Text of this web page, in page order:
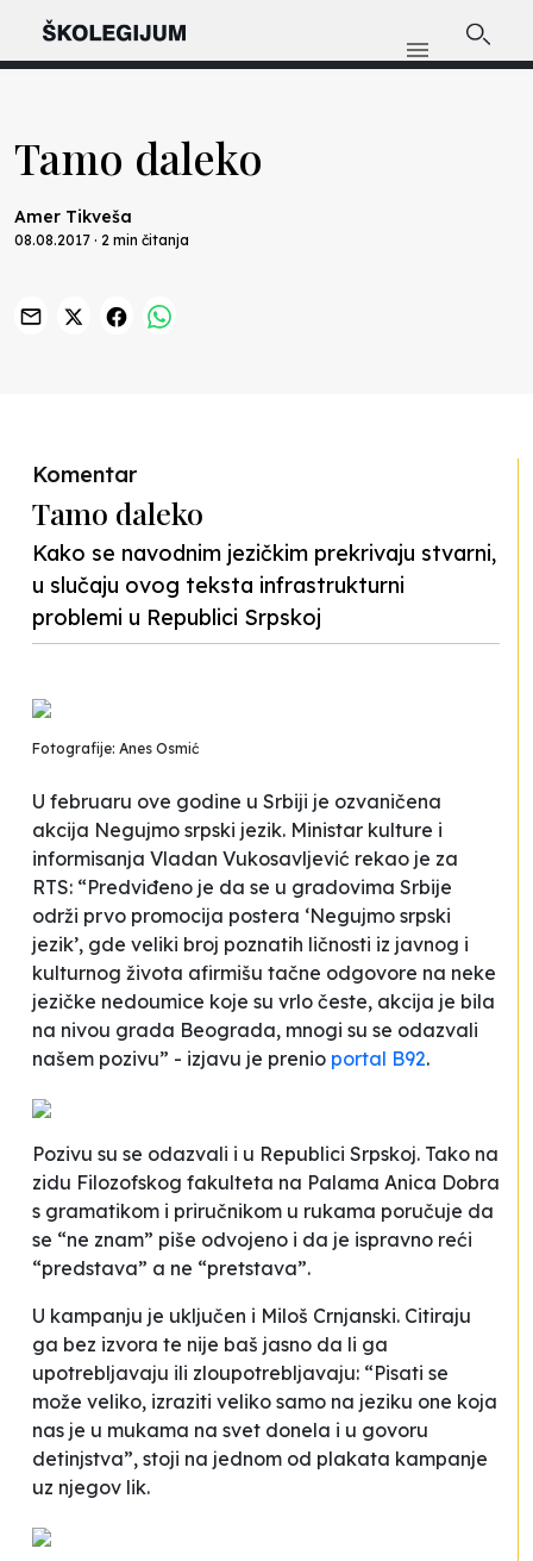
Tamo daleko
Amer Tikveša
08.08.2017 · 2 min čitanja
Komentar
Tamo daleko
Kako se navodnim jezičkim prekrivaju stvarni,
u slučaju ovog teksta infrastrukturni
problemi u Republici Srpskoj
Fotografije: Anes Osmić
U februaru ove godine u Srbiji je ozvaničena
akcija Negujmo srpski jezik. Ministar kulture i
informisanja Vladan Vukosavljević rekao je za
RTS: “Predviđeno je da se u gradovima Srbije
održi prvo promocija postera ‘Negujmo srpski
jezik’, gde veliki broj poznatih ličnosti iz javnog i
kulturnog života afirmišu tačne odgovore na neke
jezičke nedoumice koje su vrlo česte, akcija je bila
na nivou grada Beograda, mnogi su se odazvali
našem pozivu” - izjavu je prenio portal B92.
Pozivu su se odazvali i u Republici Srpskoj. Tako na
zidu Filozofskog fakulteta na Palama Anica Dobra
s gramatikom i priručnikom u rukama poručuje da
se “ne znam” piše odvojeno i da je ispravno reći
“predstava” a ne “pretstava”.
U kampanju je uključen i Miloš Crnjanski. Citiraju
ga bez izvora te nije baš jasno da li ga
upotrebljavaju ili zloupotrebljavaju: “Pisati se
može veliko, izraziti veliko samo na jeziku one koja
nas je u mukama na svet donela i u govoru
detinjstva”, stoji na jednom od plakata kampanje
uz njegov lik.